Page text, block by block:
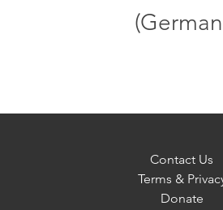
Contact Us
Terms &
Donate